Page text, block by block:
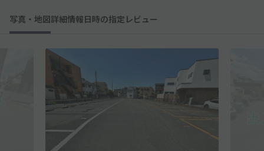
写真・地図詳細情報日時の指定 レビュー